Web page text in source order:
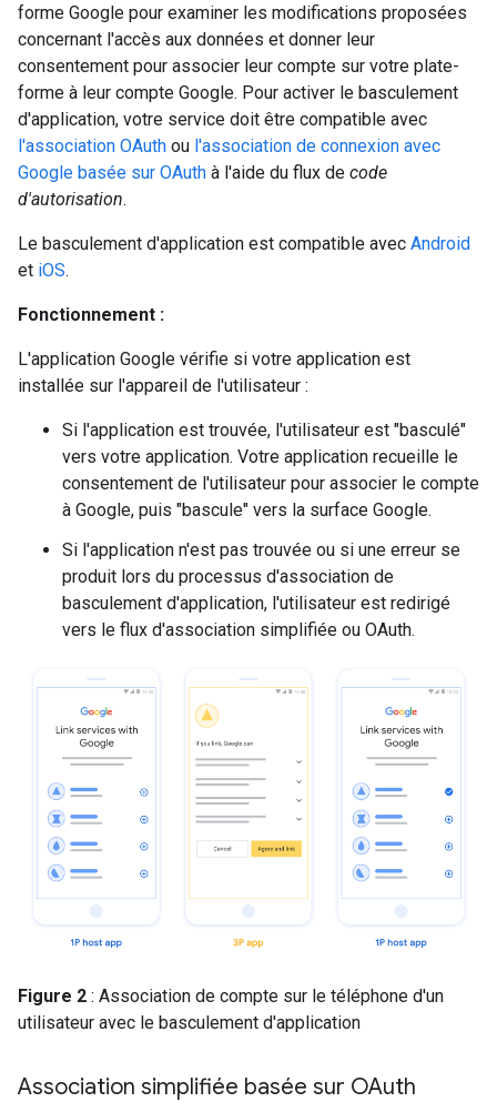
forme Google pour examiner les modifications proposées
concernant l'accès aux données et donner leur
consentement pour associer leur compte sur votre plate-
forme à leur compte Google. Pour activer le basculement
d'application, votre service doit être compatible avec
l'association OAuth ou l'association de connexion avec
Google basée sur OAuth à l'aide du flux de code
d'autorisation.
Le basculement d'application est compatible avec Android
et iOS.
Fonctionnement :
L'application Google vérifie si votre application est
installée sur l'appareil de l'utilisateur :
Si l'application est trouvée, l'utilisateur est "basculé"
vers votre application. Votre application recueille le
consentement de l'utilisateur pour associer le compte
à Google, puis "bascule" vers la surface Google.
Si l'application n'est pas trouvée ou si une erreur se
produit lors du processus d'association de
basculement d'application, l'utilisateur est redirigé
vers le flux d'association simplifiée ou OAuth.
Figure 2 : Association de compte sur le téléphone d'un
utilisateur avec le basculement d'application
Association simplifiée basée sur OAuth